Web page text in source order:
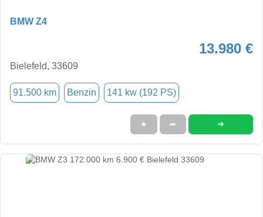
BMW Z4
13.980 €
Bielefeld, 33609
91.500 km Benzin 141 kw (192 PS)
★ ➦ ➜